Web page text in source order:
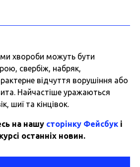
хвороби можуть бути
свербіж, набряк,
відчуття ворушіння або
Найчастіше уражаються
шиї та кінцівок.
на нашу сторінку Фейсбук і
останніх новин.